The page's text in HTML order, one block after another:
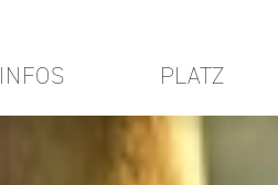
INFOS PLATZ